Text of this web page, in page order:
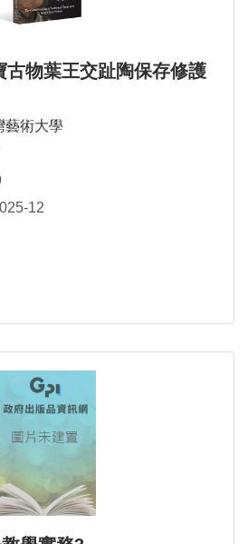
古物葉王交趾陶保存修護
藝術大學
12